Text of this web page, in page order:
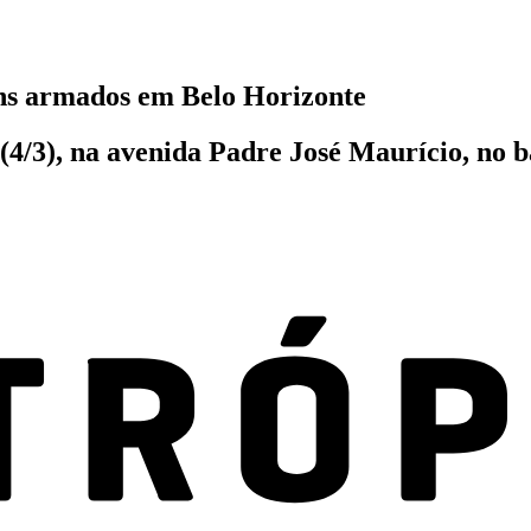
armados em Belo Horizonte
3), na avenida Padre José Maurício, no